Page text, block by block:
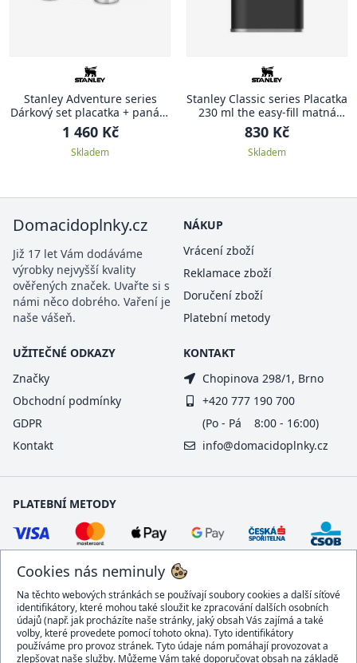
Stanley Adventure series
Dárkový set placatka + panáky
matná černá ADVENTURE
1 460 Kč
Skladem
Stanley Classic series Placatka
230 ml the easy-fill matná
černá CLASSIC
830 Kč
Skladem
Cookies nás neminuly
Na těchto webových stránkách se používají soubory cookies a další síťové
identifikátory, které mohou také sloužit ke zpracování dalších osobních
údajů (např. jak procházíte naše stránky, jaký obsah Vás zajímá a také
volby, které provedete pomocí tohoto okna). Tyto identifikátory
používáme pro provoz stránek. Tyto údaje nám pomáhají provozovat a
zlepšovat naše služby. Můžeme Vám také doporučovat obsah na základě
Domacidoplnky.cz
Již 17 let Vám dodáváme
výrobky nejvyšší kvality
ověřených značek. Uvařte si s
námi něco dobrého. Vaření je
naše vášeň.
NÁKUP
Vrácení zboží
Reklamace zboží
Doručení zboží
Platební metody
UŽITEČNÉ ODKAZY
Značky
Obchodní podmínky
GDPR
Kontakt
KONTAKT
Chopinova 298/1, Brno
+420 777 190 700
(Po - Pá 8:00 - 16:00)
info@domacidoplnky.cz
PLATEBNÍ METODY
DOPRAVCI